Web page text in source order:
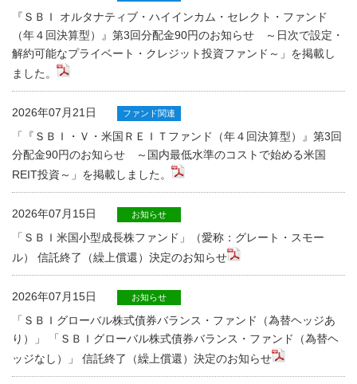
『ＳＢＩ オルタナティブ・ハイインカム・セレクト・ファンド
（年４回決算型）』第3回分配金90円のお知らせ ～日次で設定・
解約可能なプライベート・クレジット投資ファンド～」を掲載し
ました。
2026年07月21日 ファンド関連
「『ＳＢＩ・Ｖ・米国ＲＥＩＴファンド（年４回決算型）』第3回
分配金90円のお知らせ ～国内最低水準のコストで始める米国
REIT投資～」を掲載しました。
2026年07月15日 お知らせ
「ＳＢＩ米国小型成長株ファンド」（愛称：グレート・スモー
ル） 信託終了（繰上償還）決定のお知らせ
2026年07月15日 お知らせ
「ＳＢＩグローバル株式債券バランス・ファンド（為替ヘッジあ
り）」 「ＳＢＩグローバル株式債券バランス・ファンド（為替ヘ
ッジなし）」 信託終了（繰上償還）決定のお知らせ